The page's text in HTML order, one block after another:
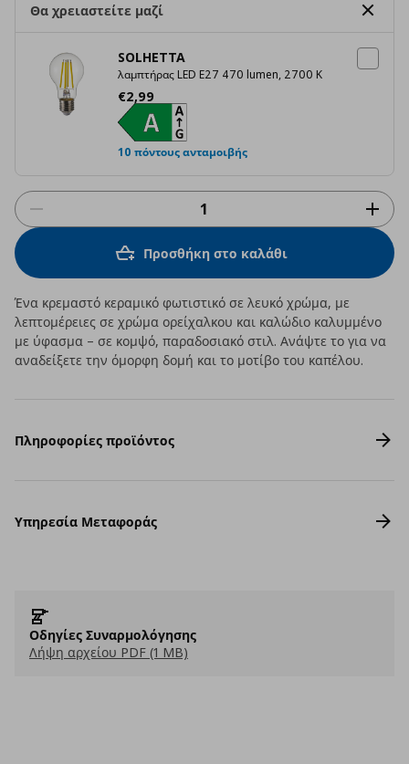
Θα χρειαστείτε μαζί
SOLHETTA
λαμπτήρας LED E27 470 lumen, 2700 K
€2,99
Τρέχουσα τιμή
10 πόντους ανταμοιβής
Προσθήκη στο καλάθι
Ένα κρεμαστό κεραμικό φωτιστικό σε λευκό χρώμα, με
λεπτομέρειες σε χρώμα ορείχαλκου και καλώδιο καλυμμένο
με ύφασμα – σε κομψό, παραδοσιακό στιλ. Ανάψτε το για να
αναδείξετε την όμορφη δομή και το μοτίβο του καπέλου.
Πληροφορίες προϊόντος
Υπηρεσία Μεταφοράς
Οδηγίες Συναρμολόγησης
Λήψη αρχείου PDF (1 MB)